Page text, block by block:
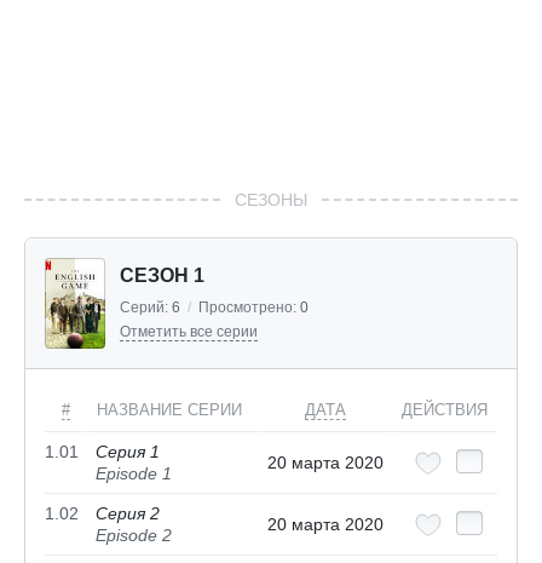
СЕЗОНЫ
СЕЗОН 1
Серий: 6 / Просмотрено: 0
Отметить все серии
# НАЗВАНИЕ СЕРИИ ДАТА ДЕЙСТВИЯ
1.01
Серия 1
Episode 1
20 марта 2020
1.02
Серия 2
Episode 2
20 марта 2020